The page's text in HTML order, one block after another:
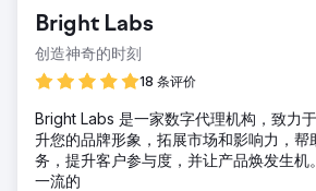
Bright Labs
创造神奇的时刻
18 条评价
Bright Labs 是一家数字代理机构，致力
升您的品牌形象，拓展市场和影响力，帮
务，提升客户参与度，并让产品焕发生机
一流的